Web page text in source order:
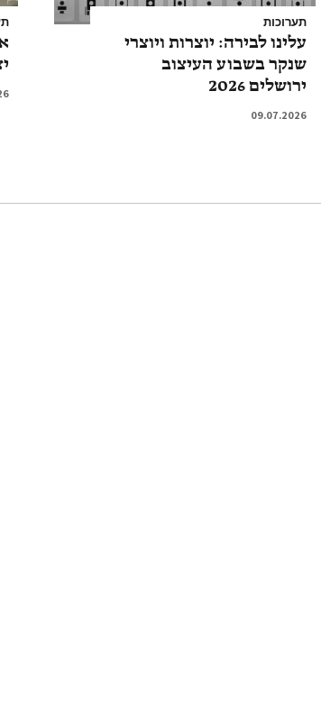
תערוכות
עלינו לבירה: יוצרות ויוצרי
שנקר בשבוע העיצוב
ירושלים 2026
09.07.2026